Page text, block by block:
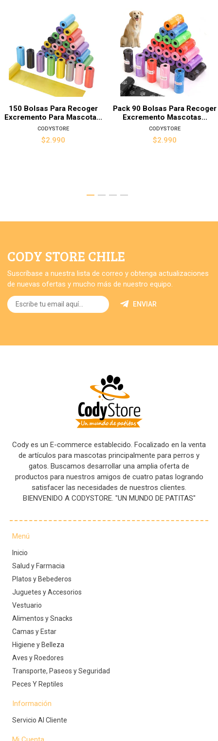
150 Bolsas Para Recoger
Excremento Para Mascota...
CODYSTORE
$2.990
Pack 90 Bolsas Para Recoger
Excremento Mascotas...
CODYSTORE
$2.990
CODY STORE CHILE
Suscríbase a nuestra lista de correo y obtenga actualizaciones
de nuevas ofertas y mucho más de nuestro equipo.
ENVIAR
Cody es un E-commerce establecido. Focalizado en la venta
de artículos para mascotas principalmente para perros y
gatos. Buscamos desarrollar una amplia oferta de
productos para nuestros amigos de cuatro patas logrando
satisfacer las necesidades de nuestros clientes.
BIENVENIDO A CODYSTORE. "UN MUNDO DE PATITAS"
Menú
Inicio
Salud y Farmacia
Platos y Bebederos
Juguetes y Accesorios
Vestuario
Alimentos y Snacks
Camas y Estar
Higiene y Belleza
Aves y Roedores
Transporte, Paseos y Seguridad
Peces Y Reptiles
Información
Servicio Al Cliente